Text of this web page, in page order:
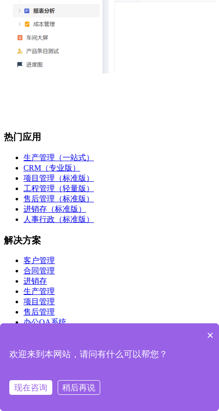
热门应用
生产管理（一站式）
CRM（专业版）
项目管理（标准版）
工程管理（轻量版）
售后管理（标准版）
进销存（标准版）
人事行政（标准版）
解决方案
客户管理
合同管理
进销存
生产管理
项目管理
售后管理
办公OA系统
关于支点
联系我们
产品手册
×
欢迎来到本网站，请问有什么可以帮您？
现在咨询 稍后再说